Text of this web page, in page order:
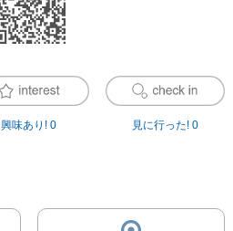
興味あり! 0 見に行った! 0